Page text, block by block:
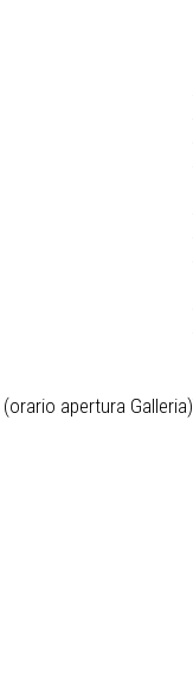
(orario apertura Galleria)